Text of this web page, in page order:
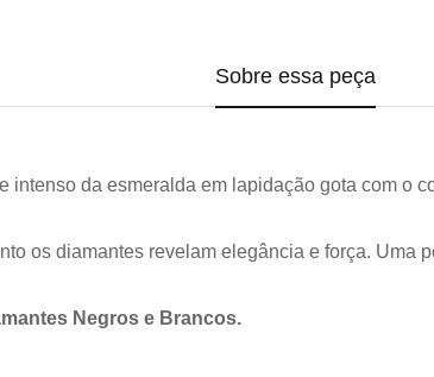
Sobre essa peça
intenso da esmeralda em lapidação gota com o
os diamantes revelam elegância e força. Uma
Negros e Brancos.